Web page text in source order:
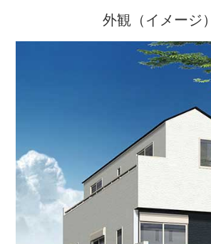
外観（イメージ）